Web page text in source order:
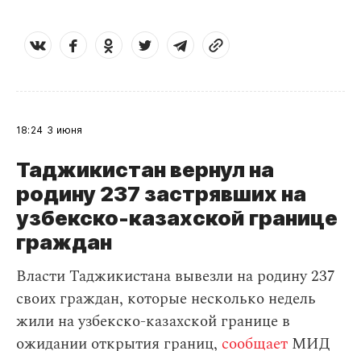
18:24 3 июня
Таджикистан вернул на
родину 237 застрявших на
узбекско-казахской границе
граждан
Власти Таджикистана вывезли на родину 237
своих граждан, которые несколько недель
жили на узбекско-казахской границе в
ожидании открытия границ, сообщает МИД